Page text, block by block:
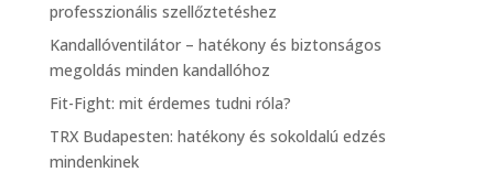
professzionális szellőztetéshez
Kandallóventilátor – hatékony és biztonságos
megoldás minden kandallóhoz
Fit-Fight: mit érdemes tudni róla?
TRX Budapesten: hatékony és sokoldalú edzés
mindenkinek